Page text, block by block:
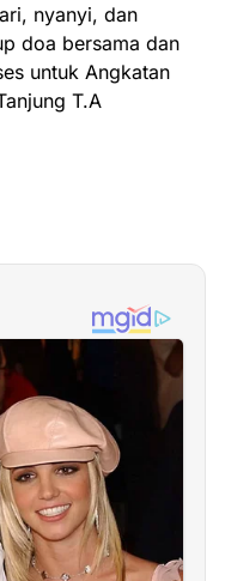
nyanyi, dan
doa bersama dan
untuk Angkatan
T.A